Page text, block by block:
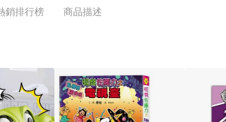
一位來店顧客，能輕鬆挑選到商品(Simple to choose)
銷排行榜 商品描述